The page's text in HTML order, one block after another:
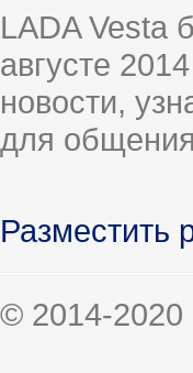
LADA Vesta
августе
новости,
для
Разместить
© 2014-2020